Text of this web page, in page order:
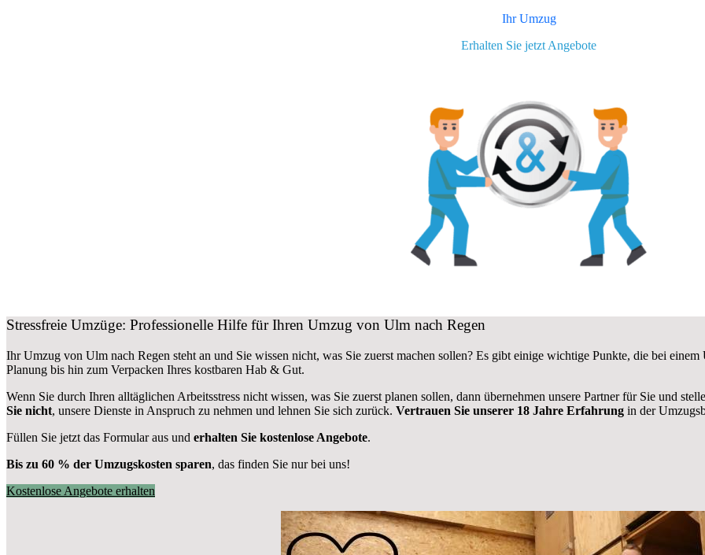
Ihr Umzug
Erhalten Sie jetzt Angebote
Stressfreie Umzüge: Professionelle Hilfe für Ihren Umzug von Ulm nach Regen
Ihr Umzug von Ulm nach Regen steht an und Sie wissen nicht, was Sie zuerst machen sollen? Es gibt einige wichtige Punkte, die bei
Planung bis hin zum Verpacken Ihres kostbaren Hab & Gut.
Wenn Sie durch Ihren alltäglichen Arbeitsstress nicht wissen, was Sie zuerst planen sollen, dann übernehmen unsere Partner für Sie und
Sie nicht, unsere Dienste in Anspruch zu nehmen und lehnen Sie sich zurück. Vertrauen Sie unserer 18 Jahre Erfahrung in der
Füllen Sie jetzt das Formular aus und erhalten Sie kostenlose Angebote.
Bis zu 60 % der Umzugskosten sparen, das finden Sie nur bei uns!
Kostenlose Angebote erhalten